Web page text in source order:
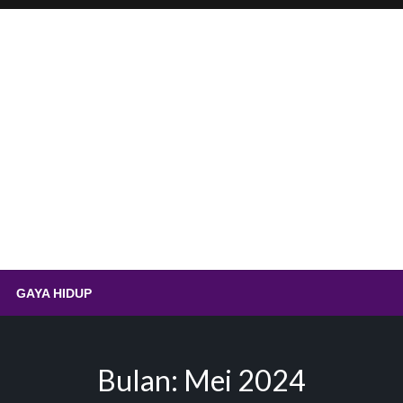
– Sempolan Ayam
GAYA HIDUP
Bulan: Mei 2024